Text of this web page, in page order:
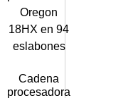
Cadena
procesadora